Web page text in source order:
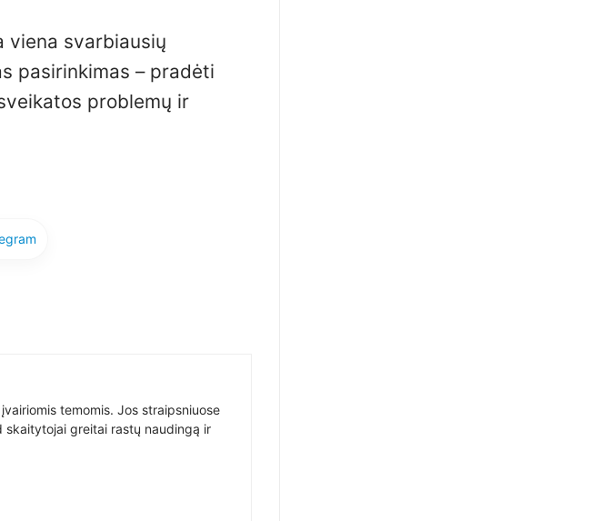
viena svarbiausių
pasirinkimas – pradėti
problemų ir
temomis. Jos straipsniuose
skaitytojai greitai rastų naudingą ir